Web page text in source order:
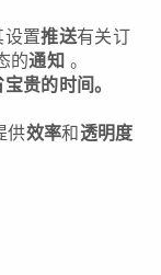
设置推送有关订
的通知 。
贵的时间。
供效率和透明度